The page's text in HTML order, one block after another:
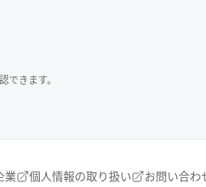
できます。
業 個人情報の取り扱い お問い合わ